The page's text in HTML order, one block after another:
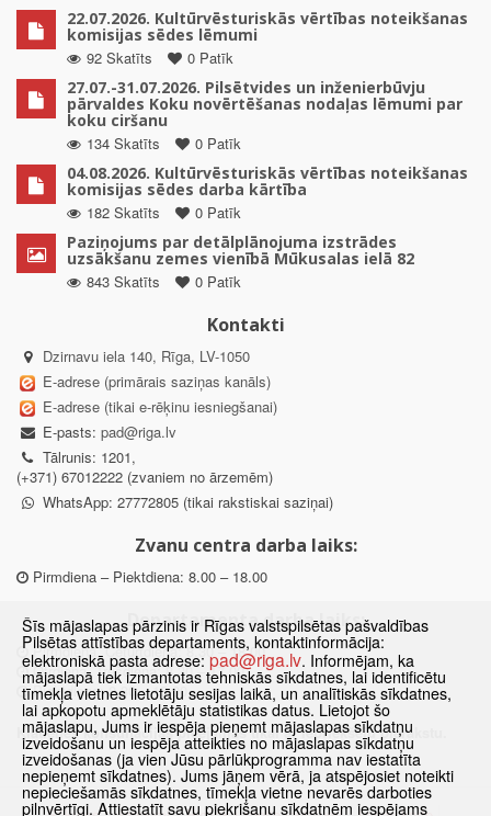
22.07.2026. Kultūrvēsturiskās vērtības noteikšanas
komisijas sēdes lēmumi
92 Skatīts
0 Patīk
27.07.-31.07.2026. Pilsētvides un inženierbūvju
pārvaldes Koku novērtēšanas nodaļas lēmumi par
koku ciršanu
134 Skatīts
0 Patīk
04.08.2026. Kultūrvēsturiskās vērtības noteikšanas
komisijas sēdes darba kārtība
182 Skatīts
0 Patīk
Paziņojums par detālplānojuma izstrādes
uzsākšanu zemes vienībā Mūkusalas ielā 82
843 Skatīts
0 Patīk
Kontakti
Dzirnavu iela 140, Rīga, LV-1050
E-adrese (primārais saziņas kanāls)
E-adrese (tikai e-rēķinu iesniegšanai)
E-pasts: pad@riga.lv
Tālrunis: 1201,
(+371) 67012222 (zvaniem no ārzemēm)
WhatsApp: 27772805 (tikai rakstiskai saziņai)
Zvanu centra darba laiks:
Pirmdiena – Piektdiena: 8.00 – 18.00
Departamenta darba laiks:
Pirmdiena, Ceturtdiena: 8.30 – 18.00
Otrdiena, Trešdiena: 8.30 – 17.00
Piektdiena: 8.30 – 15.00
Klātienes konsultācijas pieejamas tikai ar iepriekšēju pierakstu.
Šīs mājaslapas pārzinis ir Rīgas valstspilsētas pašvaldības
Pilsētas attīstības departaments, kontaktinformācija:
elektroniskā pasta adrese: pad@riga.lv. Informējam, ka
mājaslapā tiek izmantotas tehniskās sīkdatnes, lai identificētu
tīmekļa vietnes lietotāju sesijas laikā, un analītiskās sīkdatnes,
lai apkopotu apmeklētāju statistikas datus. Lietojot šo
mājaslapu, Jums ir iespēja pieņemt mājaslapas sīkdatņu
izveidošanu un iespēja atteikties no mājaslapas sīkdatņu
izveidošanas (ja vien Jūsu pārlūkprogramma nav iestatīta
nepieņemt sīkdatnes). Jums jāņem vērā, ja atspējosiet noteikti
nepieciešamās sīkdatnes, tīmekļa vietne nevarēs darboties
pilnvērtīgi. Attiestatīt savu piekrišanu sīkdatnēm iespējams